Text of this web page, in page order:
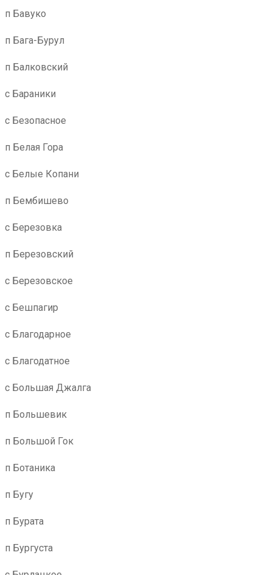
п Бавуко
п Бага-Бурул
п Балковский
с Бараники
с Безопасное
п Белая Гора
с Белые Копани
п Бембишево
с Березовка
п Березовский
с Березовское
с Бешпагир
с Благодарное
с Благодатное
с Большая Джалга
п Большевик
п Большой Гок
п Ботаника
п Бугу
п Бурата
п Бургуста